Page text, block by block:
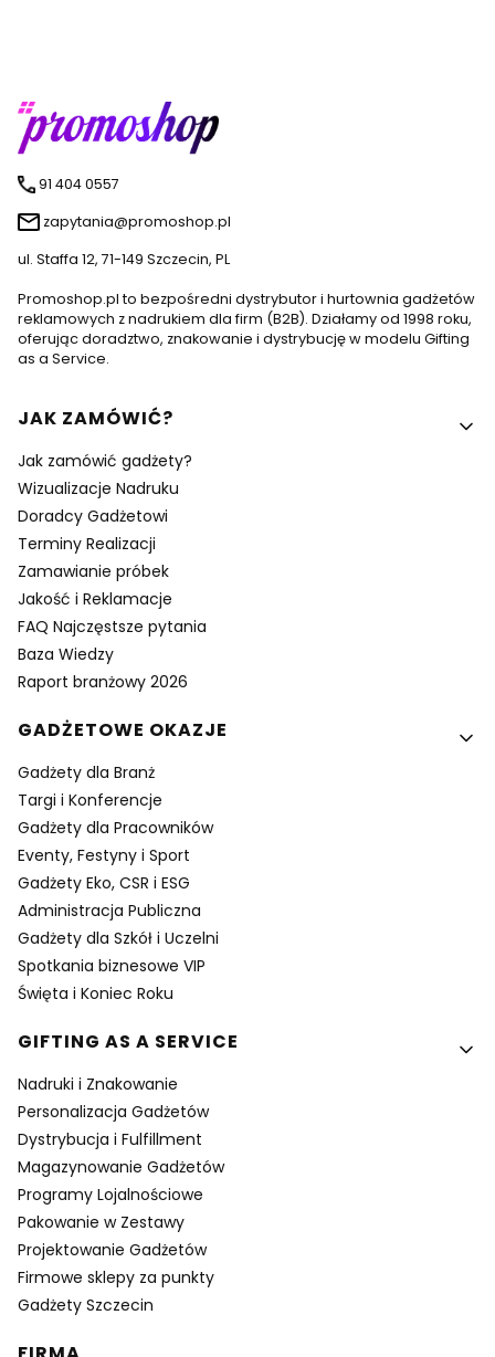
91 404 0557
zapytania@promoshop.pl
ul. Staffa 12, 71-149 Szczecin, PL
Promoshop.pl to bezpośredni dystrybutor i hurtownia gadżetów
reklamowych z nadrukiem dla firm (B2B). Działamy od 1998 roku,
oferując doradztwo, znakowanie i dystrybucję w modelu Gifting
as a Service.
Linki w stopce
JAK ZAMÓWIĆ?
Jak zamówić gadżety?
Wizualizacje Nadruku
Doradcy Gadżetowi
Terminy Realizacji
Zamawianie próbek
Jakość i Reklamacje
FAQ Najczęstsze pytania
Baza Wiedzy
Raport branżowy 2026
GADŻETOWE OKAZJE
Gadżety dla Branż
Targi i Konferencje
Gadżety dla Pracowników
Eventy, Festyny i Sport
Gadżety Eko, CSR i ESG
Administracja Publiczna
Gadżety dla Szkół i Uczelni
Spotkania biznesowe VIP
Święta i Koniec Roku
GIFTING AS A SERVICE
Nadruki i Znakowanie
Personalizacja Gadżetów
Dystrybucja i Fulfillment
Magazynowanie Gadżetów
Programy Lojalnościowe
Pakowanie w Zestawy
Projektowanie Gadżetów
Firmowe sklepy za punkty
Gadżety Szczecin